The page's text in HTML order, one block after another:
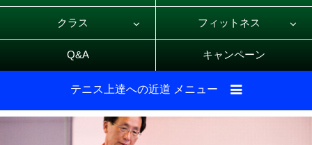
クラス フィットネス
Q&A キャンペーン
テニス上達への近道 メニュー